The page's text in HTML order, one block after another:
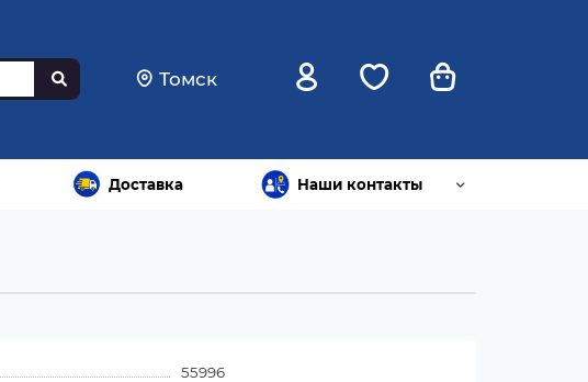
Томск
Доставка Наши контакты
55996